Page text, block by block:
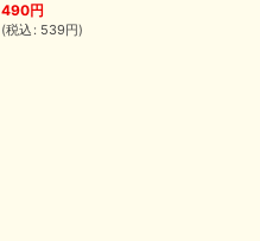
490円
(税込 : 539円)